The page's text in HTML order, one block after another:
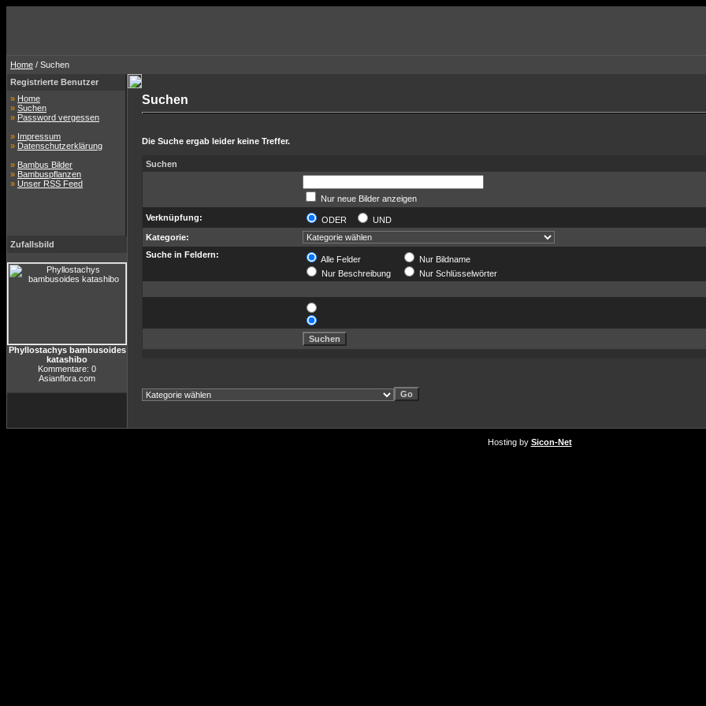
Home / Suchen
Registrierte Benutzer
» Home
» Suchen
» Password vergessen
» Impressum
» Datenschutzerklärung
» Bambus Bilder
» Bambuspflanzen
» Unser RSS Feed
Zufallsbild
Phyllostachys bambusoides
katashibo
Kommentare: 0
Asianflora.com
Suchen
Die Suche ergab leider keine Treffer.
Suchen
Nur neue Bilder anzeigen
Verknüpfung:
ODER
UND
Kategorie:
Suche in Feldern:
Alle Felder
Nur Bildname
Nur Beschreibung
Nur Schlüsselwörter
Hosting by Sicon-Net